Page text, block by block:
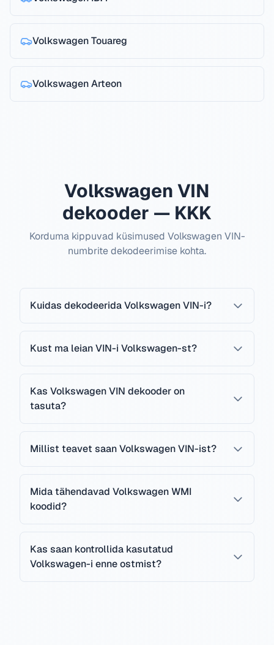
VolkswagenTouareg
VolkswagenArteon
Volkswagen VIN
dekooder — KKK
Korduma kippuvad küsimused Volkswagen VIN-
numbrite dekodeerimise kohta.
Kuidas dekodeerida Volkswagen VIN-i?
Kust ma leian VIN-i Volkswagen-st?
Kas Volkswagen VIN dekooder on
tasuta?
Millist teavet saan Volkswagen VIN-ist?
Mida tähendavad Volkswagen WMI
koodid?
Kas saan kontrollida kasutatud
Volkswagen-i enne ostmist?